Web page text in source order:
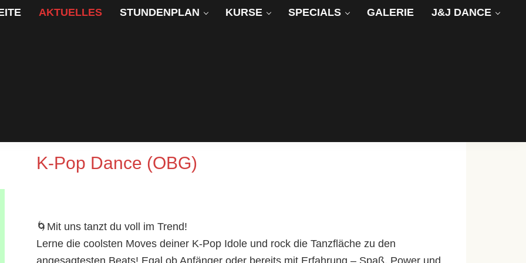
AKTUELLES STUNDENPLAN KURSE SPECIALS GALERIE J&J DANCE
K-Pop Dance (OBG)
🌀Mit uns tanzt du voll im Trend!
Lerne die coolsten Moves deiner K-Pop Idole und rock die Tanzfläche zu den
angesagtesten Beats! Egal ob Anfänger oder bereits mit Erfahrung – Spaß, Power und